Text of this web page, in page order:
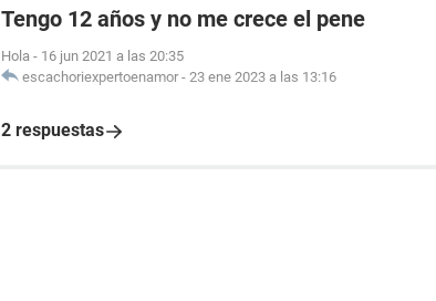
Tengo 12 años y no me crece el pene
Hola - 16 jun 2021 a las 20:35
escachoriexpertoenamor - 23 ene 2023 a las 13:16
2 respuestas